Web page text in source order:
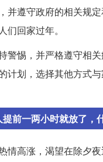
并遵守政府的相关规
回家过年。
警惕，并严格遵守相
计划，选择其他方式
前一两小时就放了，
情高涨，渴望在除夕